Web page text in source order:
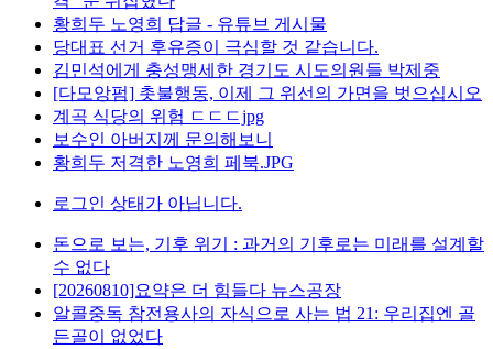
황희두 노영희 답글 - 유튜브 게시물
당대표 선거 후유증이 극심할 것 같습니다.
김민석에게 충성맹세한 경기도 시도의원들 박제중
[다모앙펌] 촛불행동, 이제 그 위선의 가면을 벗으십시오
계곡 식당의 위험 ㄷㄷㄷjpg
보수인 아버지께 문의해보니
황희두 저격한 노영희 페북.JPG
로그인 상태가 아닙니다.
돈으로 보는, 기후 위기 : 과거의 기후로는 미래를 설계할
수 없다
[20260810]요약은 더 힘들다 뉴스공장
알콜중독 참전용사의 자식으로 사는 법 21: 우리집엔 골
든골이 없었다